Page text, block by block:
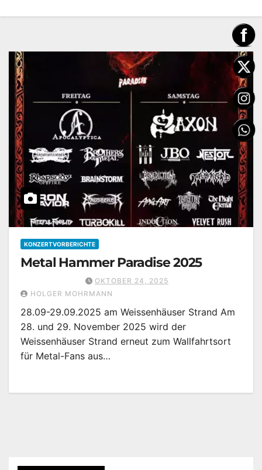
KONZERTVORBERICHTE
Metal Hammer Paradise 2025
OKTOBER 24, 2025
HOLGER MOHRMANN
28.09-29.09.2025 am Weissenhäuser Strand Am
28. und 29. November 2025 wird der
Weissenhäuser Strand erneut zum Wallfahrtsort
für Metal-Fans aus…